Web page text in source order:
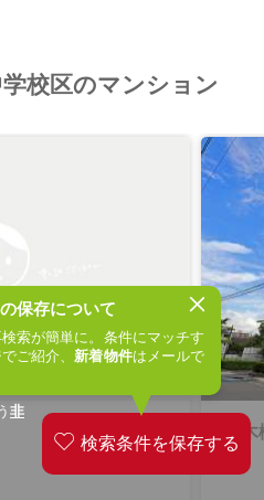
保存について
索が簡単に。条件にマッチす
ご紹介、新着物件はメールで
非
校区のマンション
青